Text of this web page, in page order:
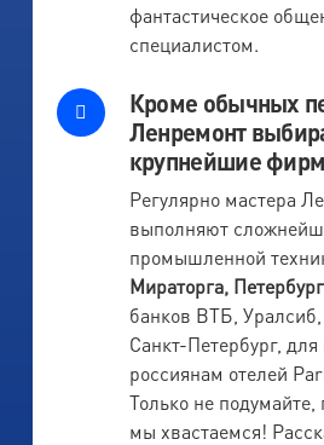
фантастическое
специалистом.
Кроме обычных
Ленремонт
крупнейшие
Регулярно мастера
выполняют
промышленной
Мираторга,
банков ВТБ,
Санкт-Петербург,
россиянам отелей
Только не подумайте,
мы хвастаемся!